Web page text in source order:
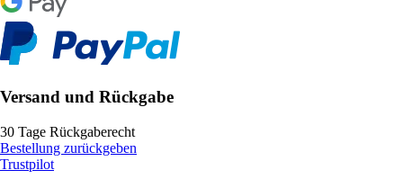
Versand und Rückgabe
30 Tage Rückgaberecht
Bestellung zurückgeben
Trustpilot